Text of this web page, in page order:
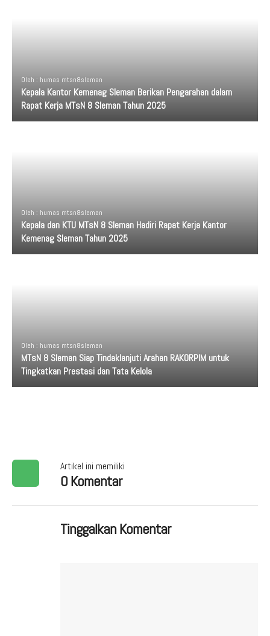
Oleh : humas mtsn8sleman
Kepala Kantor Kemenag Sleman Berikan Pengarahan dalam
Rapat Kerja MTsN 8 Sleman Tahun 2025
Oleh : humas mtsn8sleman
Kepala dan KTU MTsN 8 Sleman Hadiri Rapat Kerja Kantor
Kemenag Sleman Tahun 2025
Oleh : humas mtsn8sleman
MTsN 8 Sleman Siap Tindaklanjuti Arahan RAKORPIM untuk
Tingkatkan Prestasi dan Tata Kelola
Artikel ini memiliki
0 Komentar
Tinggalkan Komentar